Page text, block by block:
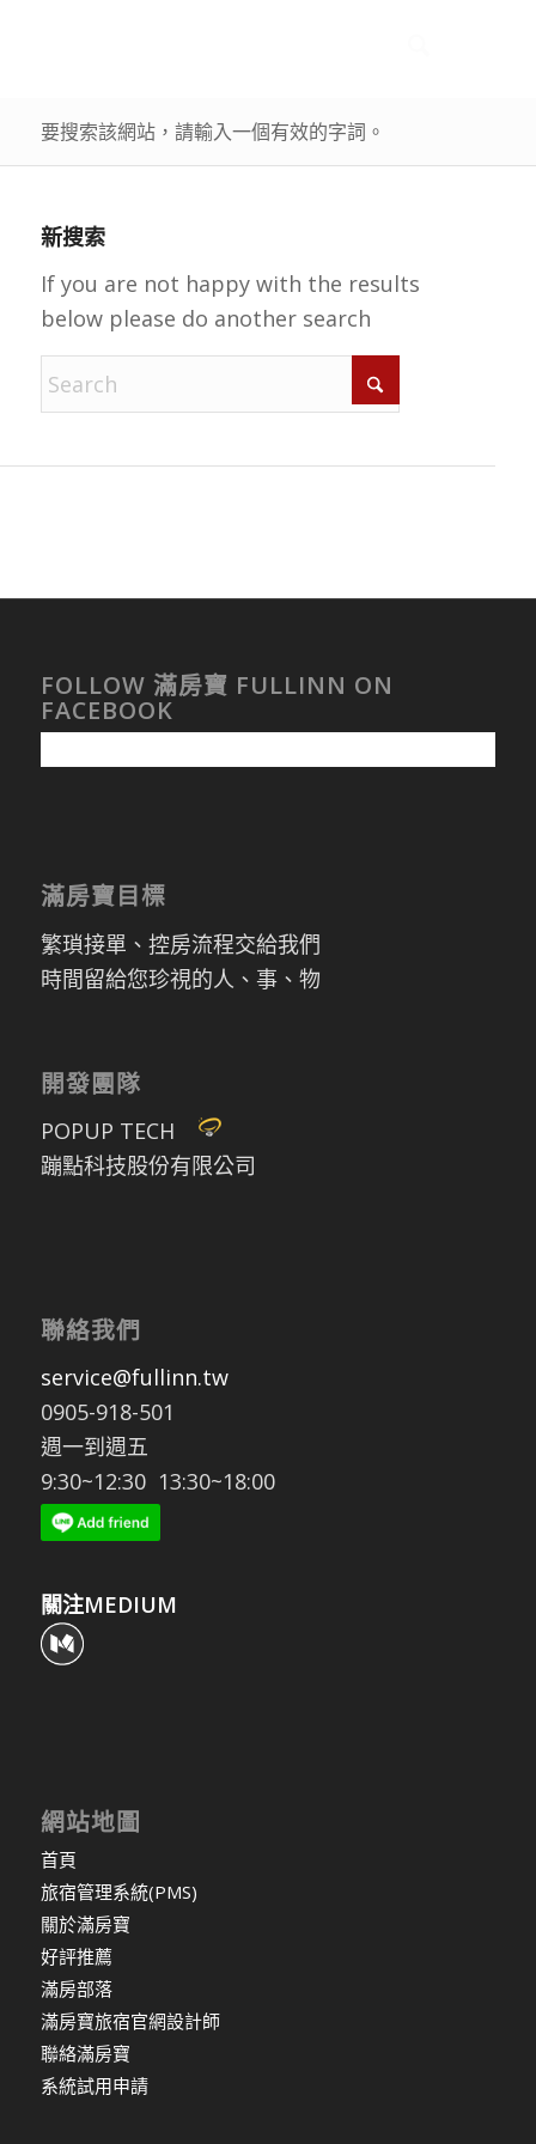
要搜索該網站，請輸入一個有效的字詞。
新搜索
If you are not happy with the results
below please do another search
FOLLOW 滿房寶 FULLINN ON
FACEBOOK
滿房寶目標
繁瑣接單、控房流程交給我們
時間留給您珍視的人、事、物
開發團隊
POPUP TECH
蹦點科技股份有限公司
聯絡我們
service@fullinn.tw
0905-918-501
週一到週五
9:30~12:30 13:30~18:00
關注MEDIUM
網站地圖
首頁
旅宿管理系統(PMS)
關於滿房寶
好評推薦
滿房部落
滿房寶旅宿官網設計師
聯絡滿房寶
系統試用申請